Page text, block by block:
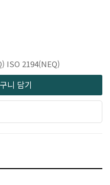
ISO 2194(NEQ)
니 담기